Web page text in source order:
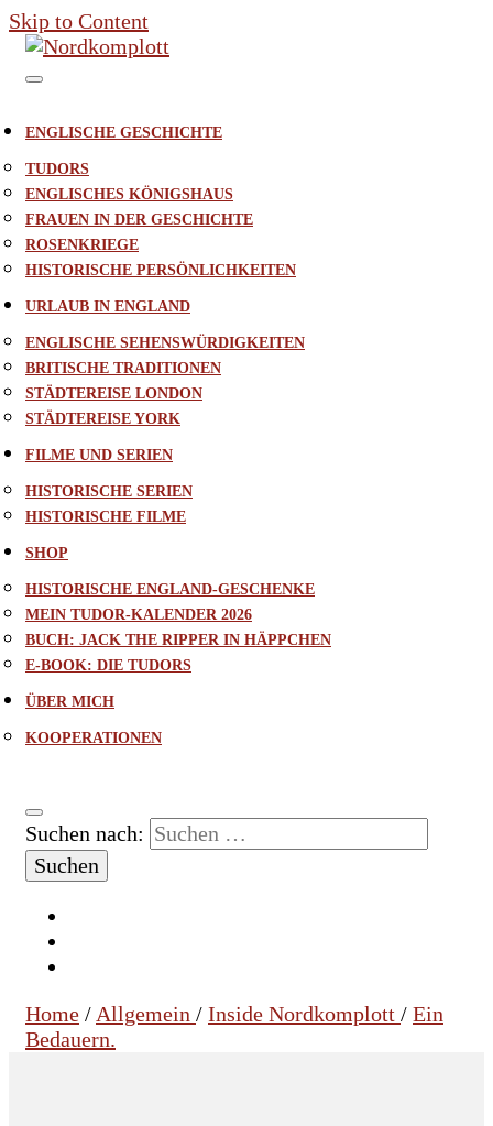
Skip to Content
ENGLISCHE GESCHICHTE
TUDORS
ENGLISCHES KÖNIGSHAUS
FRAUEN IN DER GESCHICHTE
ROSENKRIEGE
HISTORISCHE PERSÖNLICHKEITEN
URLAUB IN ENGLAND
ENGLISCHE SEHENSWÜRDIGKEITEN
BRITISCHE TRADITIONEN
STÄDTEREISE LONDON
STÄDTEREISE YORK
FILME UND SERIEN
HISTORISCHE SERIEN
HISTORISCHE FILME
SHOP
HISTORISCHE ENGLAND-GESCHENKE
MEIN TUDOR-KALENDER 2026
BUCH: JACK THE RIPPER IN HÄPPCHEN
E-BOOK: DIE TUDORS
ÜBER MICH
KOOPERATIONEN
Suchen nach:
Home / Allgemein / Inside Nordkomplott / Ein
Bedauern.